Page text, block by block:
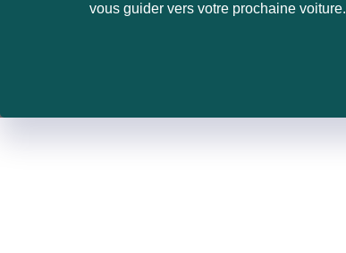
vous guider vers votre prochaine voiture.